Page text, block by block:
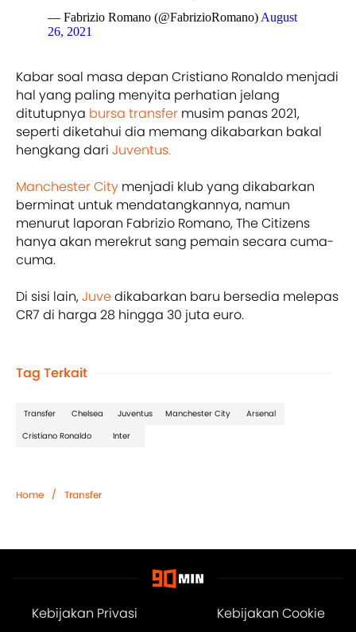
— Fabrizio Romano (@FabrizioRomano) August
26, 2021
Kabar soal masa depan Cristiano Ronaldo menjadi
hal yang paling menyita perhatian jelang
ditutupnya bursa transfer musim panas 2021,
seperti diketahui dia memang dikabarkan bakal
hengkang dari Juventus.
Manchester City menjadi klub yang dikabarkan
berminat untuk mendatangkannya, namun
menurut laporan Fabrizio Romano, The Citizens
hanya akan merekrut sang pemain secara cuma-
cuma.
Di sisi lain,Juvedikabarkan baru bersedia melepas
CR7 di harga 28 hingga 30 juta euro.
Tag Terkait
Transfer Chelsea Juventus Manchester City
Arsenal
Cristiano Ronaldo
Inter
Home / Transfer
Kebijakan Privasi
Kebijakan Cookie